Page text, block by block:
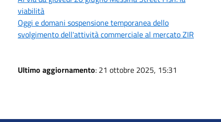
viabilità
Oggi e domani sospensione temporanea dello
svolgimento dell'attività commerciale al mercato ZIR
Ultimo aggiornamento: 21 ottobre 2025, 15:31